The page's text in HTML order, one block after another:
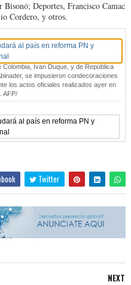
Deportes, Francisco
Cordero, y otros.
Colombia, Iván Duque, y de República
se impusieron condecoraciones
los actos oficiales realizados ayer en
AFP/
Twitter
NEXT